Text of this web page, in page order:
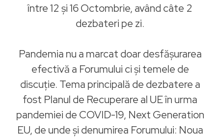
între 12 și 16 Octombrie, având câte 2
dezbateri pe zi.
Pandemia nu a marcat doar desfășurarea
efectivă a Forumului ci și temele de
discuție. Tema principală de dezbatere a
fost Planul de Recuperare al UE în urma
pandemiei de COVID-19, Next Generation
EU, de unde și denumirea Forumului: Noua